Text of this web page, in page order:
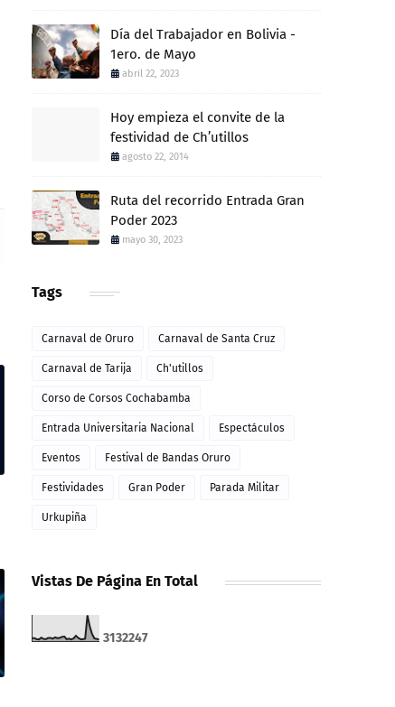
Día del Trabajador en Bolivia -
1ero. de Mayo
abril 22, 2023
Hoy empieza el convite de la
festividad de Ch’utillos
agosto 22, 2014
Ruta del recorrido Entrada Gran
Poder 2023
mayo 30, 2023
Tags
Carnaval de Oruro Carnaval de Santa Cruz
Carnaval de Tarija Ch'utillos
Corso de Corsos Cochabamba
Entrada Universitaria Nacional Espectáculos
Eventos Festival de Bandas Oruro
Festividades Gran Poder Parada Militar
Urkupiña
Vistas De Página En Total
3132247